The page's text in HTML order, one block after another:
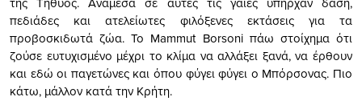
πεδιάδες και ατελείωτες φιλόξενες εκτάσεις για τα
προβοσκιδωτά ζώα. Το Mammut Borsoni πάω στοίχημα ότι
ζούσε ευτυχισμένο μέχρι το κλίμα να αλλάξει ξανά, να έρθουν
και εδώ οι παγετώνες και όπου φύγει φύγει ο Μπόρσονας. Πιο
κάτω, μάλλον κατά την Κρήτη.